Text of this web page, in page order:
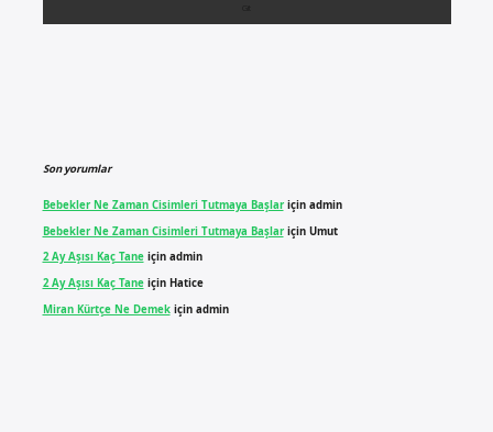
Son yorumlar
Bebekler Ne Zaman Cisimleri Tutmaya Başlariçin admin
Bebekler Ne Zaman Cisimleri Tutmaya Başlariçin Umut
2 Ay Aşısı Kaç Taneiçin admin
2 Ay Aşısı Kaç Taneiçin Hatice
Miran Kürtçe Ne Demekiçin admin